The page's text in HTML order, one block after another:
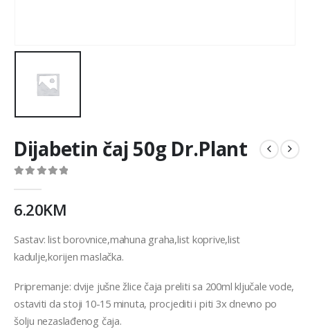
Dijabetin čaj 50g Dr.Plant
6.20KM
Sastav: list borovnice,mahuna graha,list koprive,list
kadulje,korijen maslačka.
Pripremanje: dvije jušne žlice čaja preliti sa 200ml ključale vode,
ostaviti da stoji 10-15 minuta, procjediti i piti 3x dnevno po
šolju nezaslađenog čaja.